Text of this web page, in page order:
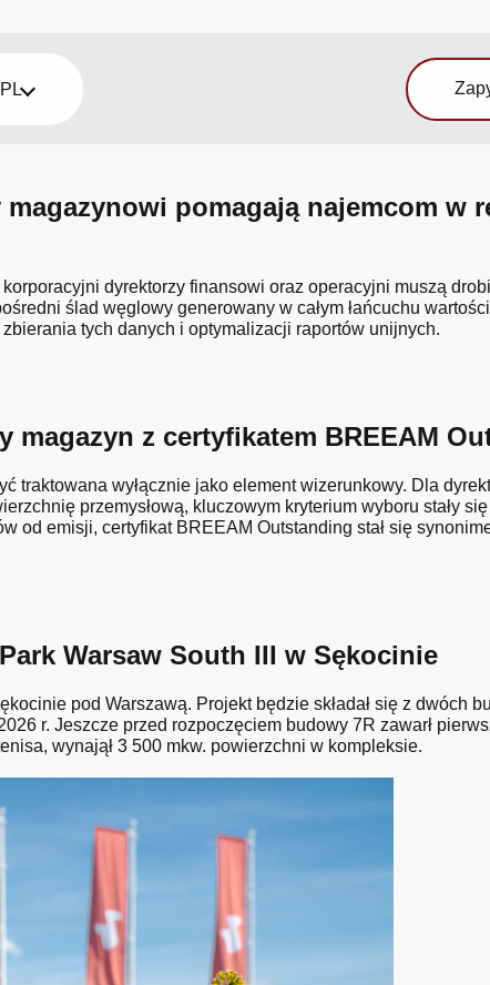
PL
pomagają najemcom w
dyrektorzy finansowi oraz operacyjni muszą
ślad węglowy generowany w całym łańcuchu
tych danych i optymalizacji raportów unijnych.
magazyn z certyfikatem BREEAM
traktowana wyłącznie jako element wizerunkowy. Dla
przemysłową, kluczowym kryterium wyboru stały
emisji, certyfikat BREEAM Outstanding stał się
Warsaw South III w Sękocinie
pod Warszawą. Projekt będzie składał się z dwóch
r. Jeszcze przed rozpoczęciem budowy 7R zawarł
wynajął 3 500 mkw. powierzchni w kompleksie.